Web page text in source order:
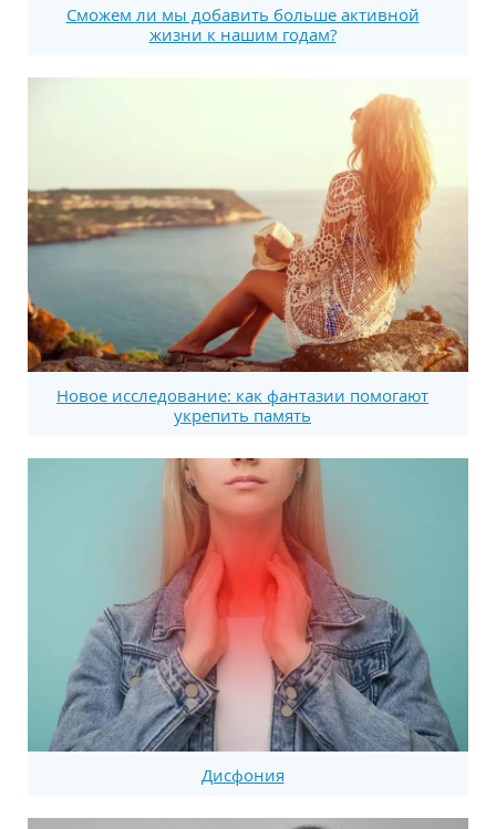
Сможем ли мы добавить больше активной
жизни к нашим годам?
Новое исследование: как фантазии помогают
укрепить память
Дисфония